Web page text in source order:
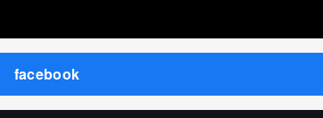
facebook